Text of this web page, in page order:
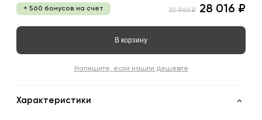
+ 560 бонусов на счет 32 960 ₽ 28 016 ₽
В корзину
Напишите, если нашли дешевле
Характеристики